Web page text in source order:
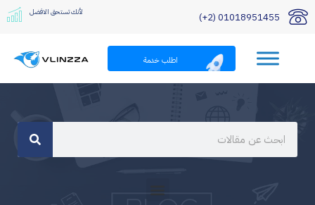
01018951455 (2+) لأنك تستحق الافضل
اطلب خدمة